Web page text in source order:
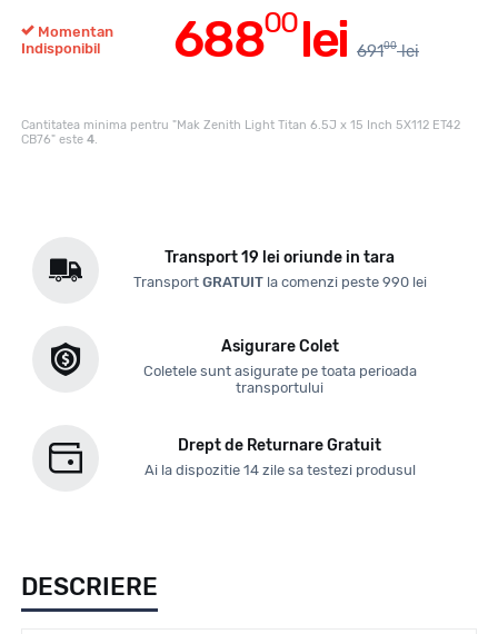
68800lei 69100 lei
Momentan
Indisponibil
Cantitatea minima pentru "Mak Zenith Light Titan 6.5J x 15 Inch 5X112 ET42
CB76" este 4.
Transport 19 lei oriunde in tara
Transport GRATUITla comenzi peste 990 lei
Asigurare Colet
Coletele sunt asigurate pe toata perioada
transportului
Drept de Returnare Gratuit
Ai la dispozitie 14 zile sa testezi produsul
DESCRIERE